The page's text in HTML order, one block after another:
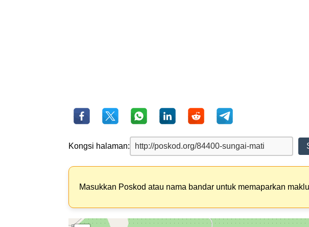
Kongsi halaman:
Masukkan Poskod atau nama bandar untuk memaparkan